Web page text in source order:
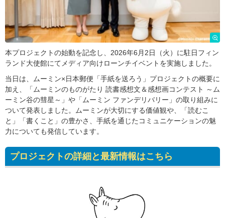
本プロジェクトの始動を記念し、2026年6月2日（火）に駐日フィン
ランド大使館にてメディア向けローンチイベントを実施しました。
当日は、ムーミン×日本郵便「手紙を送ろう」プロジェクトの概要に
加え、「ムーミンのものがたり 読書感想文＆感想画コンテスト ～ム
ーミン谷の彗星～」や「ムーミン ファンデリバリー」の取り組みに
ついて発表しました。ムーミンが大切にする価値観や、「読むこ
と」「書くこと」の豊かさ、手紙を通じたコミュニケーションの魅
力についても発信しています。
プロジェクトの詳細と最新情報はこちら